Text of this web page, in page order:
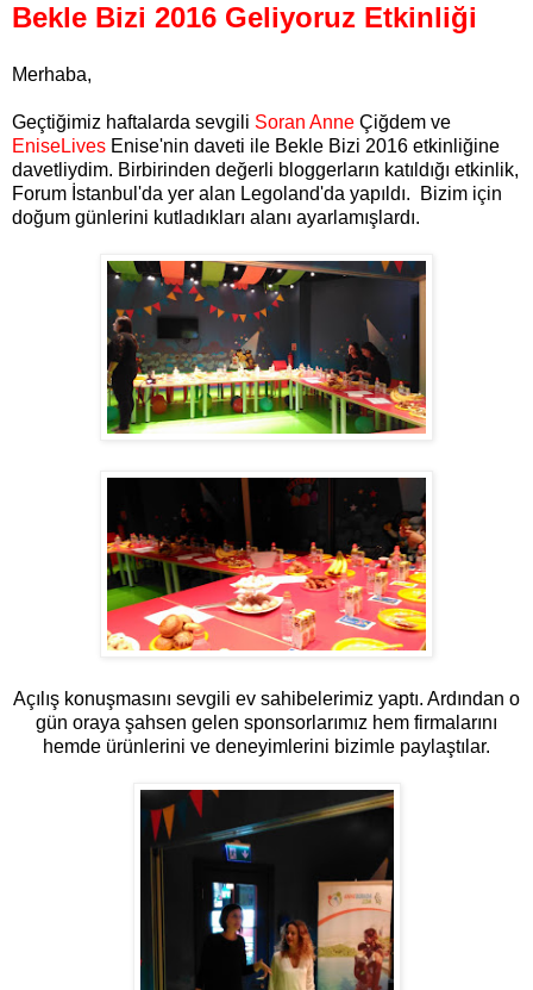
Bekle Bizi 2016 Geliyoruz Etkinliği
Merhaba,
Geçtiğimiz haftalarda sevgili Soran Anne Çiğdem ve
EniseLives Enise'nin daveti ile Bekle Bizi 2016 etkinliğine
davetliydim. Birbirinden değerli bloggerların katıldığı etkinlik,
Forum İstanbul'da yer alan Legoland'da yapıldı. Bizim için
doğum günlerini kutladıkları alanı ayarlamışlardı.
Açılış konuşmasını sevgili ev sahibelerimiz yaptı. Ardından o
gün oraya şahsen gelen sponsorlarımız hem firmalarını
hemde ürünlerini ve deneyimlerini bizimle paylaştılar.